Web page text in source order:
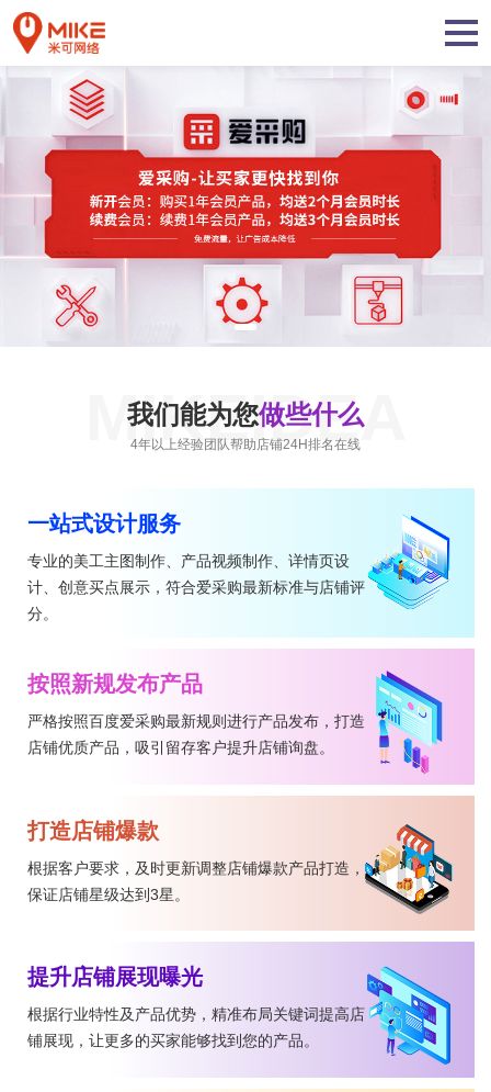
我们能为您做些什么
4年以上经验团队帮助店铺24H排名在线
MIKEIDEA
一站式设计服务
专业的美工主图制作、产品视频制作、详情页设
计、创意买点展示，符合爱采购最新标准与店铺评
分。
按照新规发布产品
严格按照百度爱采购最新规则进行产品发布，打造
店铺优质产品，吸引留存客户提升店铺询盘。
打造店铺爆款
根据客户要求，及时更新调整店铺爆款产品打造，
保证店铺星级达到3星。
提升店铺展现曝光
根据行业特性及产品优势，精准布局关键词提高店
铺展现，让更多的买家能够找到您的产品。